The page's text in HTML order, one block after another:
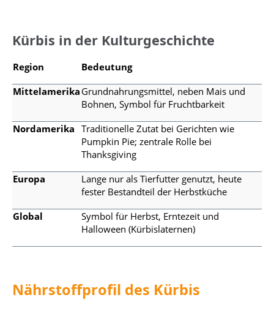
Kürbis in der Kulturgeschichte
Region
Bedeutung
Mittelamerika Grundnahrungsmittel, neben Mais und
Bohnen, Symbol für Fruchtbarkeit
Nordamerika Traditionelle Zutat bei Gerichten wie
Pumpkin Pie; zentrale Rolle bei
Thanksgiving
Europa
Lange nur als Tierfutter genutzt, heute
fester Bestandteil der Herbstküche
Global
Symbol für Herbst, Erntezeit und
Halloween (Kürbislaternen)
Nährstoffprofil des Kürbis